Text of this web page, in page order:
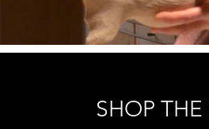
SHOP THE